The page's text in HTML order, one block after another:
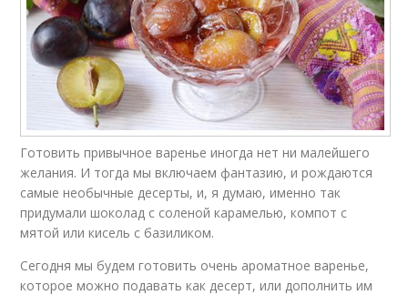
Готовить привычное варенье иногда нет ни малейшего
желания. И тогда мы включаем фантазию, и рождаются
самые необычные десерты, и, я думаю, именно так
придумали шоколад с соленой карамелью, компот с
мятой или кисель с базиликом.
Сегодня мы будем готовить очень ароматное варенье,
которое можно подавать как десерт, или дополнить им